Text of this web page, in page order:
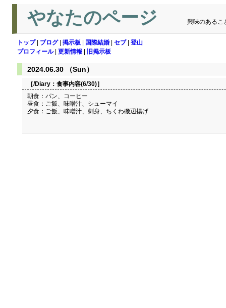
やなたのページ 興味のあるこ
トップ| ブログ| 掲示板 国際結婚 セブ| 登山
プロフィール| 更新情報 旧掲示板
2024.06.30 （Sun）
［/Diary： 食事内容(6/30)］
朝食：パン、コーヒー
昼食：ご飯、味噌汁、シューマイ
夕食：ご飯、味噌汁、刺身、ちくわ磯辺揚げ